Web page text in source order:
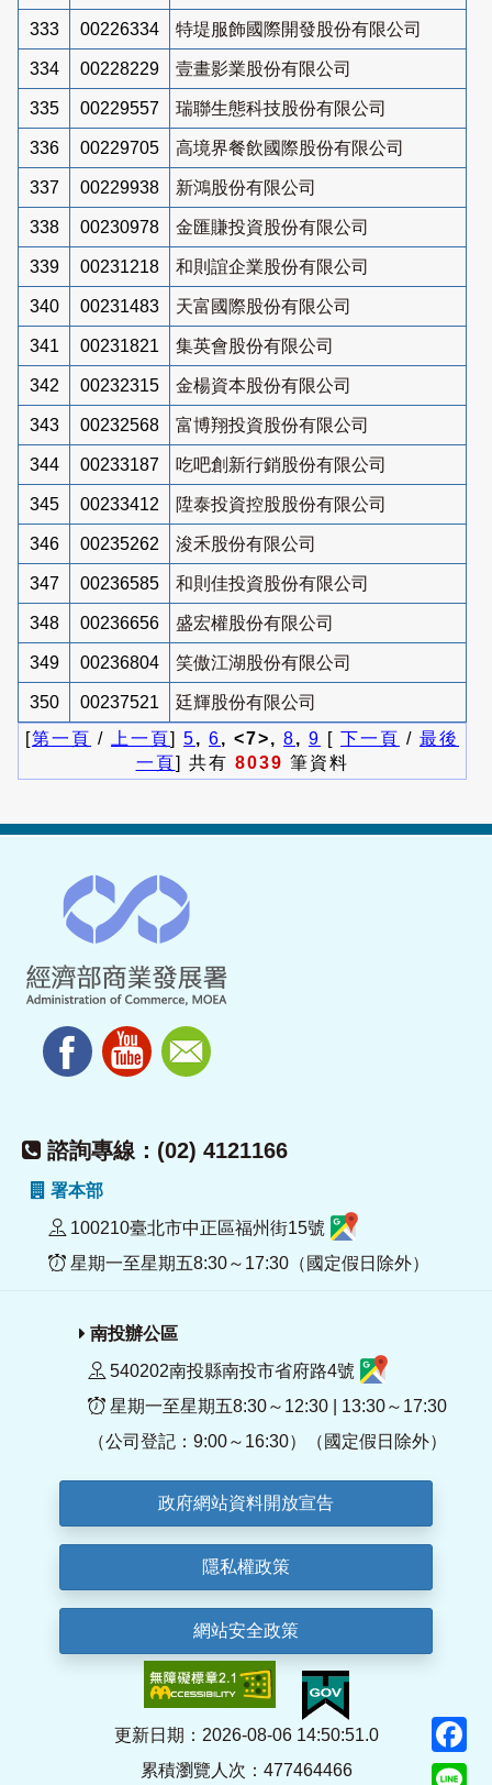
333 00226334 特堤服飾國際開發股份有限公司
334 00228229 壹畫影業股份有限公司
335 00229557 瑞聯生態科技股份有限公司
336 00229705 高境界餐飲國際股份有限公司
337 00229938 新鴻股份有限公司
338 00230978 金匯賺投資股份有限公司
339 00231218 和則誼企業股份有限公司
340 00231483 天富國際股份有限公司
341 00231821 集英會股份有限公司
342 00232315 金楊資本股份有限公司
343 00232568 富博翔投資股份有限公司
344 00233187 吃吧創新行銷股份有限公司
345 00233412 陞泰投資控股股份有限公司
346 00235262 浚禾股份有限公司
347 00236585 和則佳投資股份有限公司
348 00236656 盛宏權股份有限公司
349 00236804 笑傲江湖股份有限公司
350 00237521
廷輝股份有限公司
[第一頁 / 上一頁] 5, 6, <7>, 8, 9 [ 下一頁 / 最後
一頁] 共有 8039 筆資料
諮詢專線：(02) 4121166
署本部
100210臺北市中正區福州街15號
星期一至星期五8:30～17:30（國定假日除外）
南投辦公區
540202南投縣南投市省府路4號
星期一至星期五8:30～12:30 | 13:30～17:30
（公司登記：9:00～16:30）（國定假日除外）
政府網站資料開放宣告
隱私權政策
網站安全政策
更新日期：2026-08-06 14:50:51.0
累積瀏覽人次：477464466